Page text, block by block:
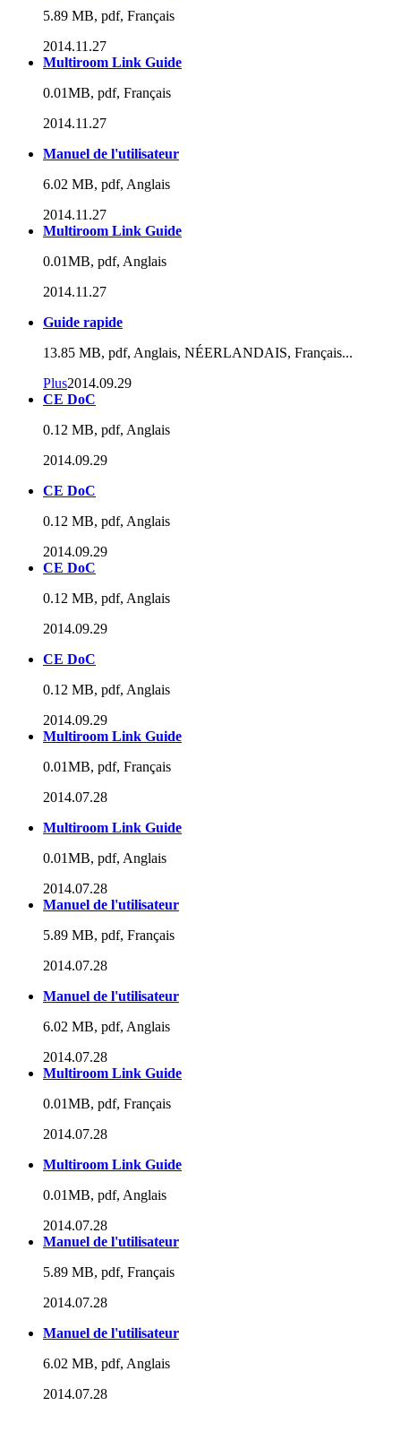
5.89 MB, pdf, Français
2014.11.27
Multiroom Link Guide
0.01MB, pdf, Français
2014.11.27
Manuel de l'utilisateur
6.02 MB, pdf, Anglais
2014.11.27
Multiroom Link Guide
0.01MB, pdf, Anglais
2014.11.27
Guide rapide
13.85 MB, pdf, Anglais, NÉERLANDAIS, Français...
Plus2014.09.29
CE DoC
0.12 MB, pdf, Anglais
2014.09.29
CE DoC
0.12 MB, pdf, Anglais
2014.09.29
CE DoC
0.12 MB, pdf, Anglais
2014.09.29
CE DoC
0.12 MB, pdf, Anglais
2014.09.29
Multiroom Link Guide
0.01MB, pdf, Français
2014.07.28
Multiroom Link Guide
0.01MB, pdf, Anglais
2014.07.28
Manuel de l'utilisateur
5.89 MB, pdf, Français
2014.07.28
Manuel de l'utilisateur
6.02 MB, pdf, Anglais
2014.07.28
Multiroom Link Guide
0.01MB, pdf, Français
2014.07.28
Multiroom Link Guide
0.01MB, pdf, Anglais
2014.07.28
Manuel de l'utilisateur
5.89 MB, pdf, Français
2014.07.28
Manuel de l'utilisateur
6.02 MB, pdf, Anglais
2014.07.28